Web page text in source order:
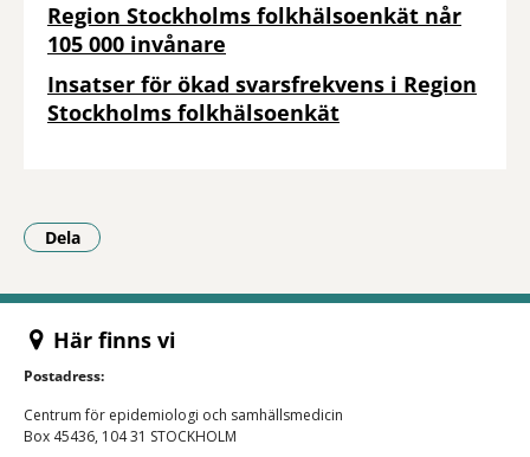
Region Stockholms folkhälsoenkät når
105 000 invånare
Insatser för ökad svarsfrekvens i Region
Stockholms folkhälsoenkät
Dela
- Klicka för att öppna delningsalternativ.
Här finns vi
Postadress:
Centrum för epidemiologi och samhällsmedicin
Box 45436, 104 31 STOCKHOLM